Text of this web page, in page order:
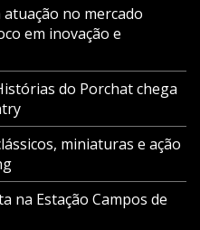
no mercado
em inovação e
do Porchat chega
miniaturas e ação
na Estação Campos de